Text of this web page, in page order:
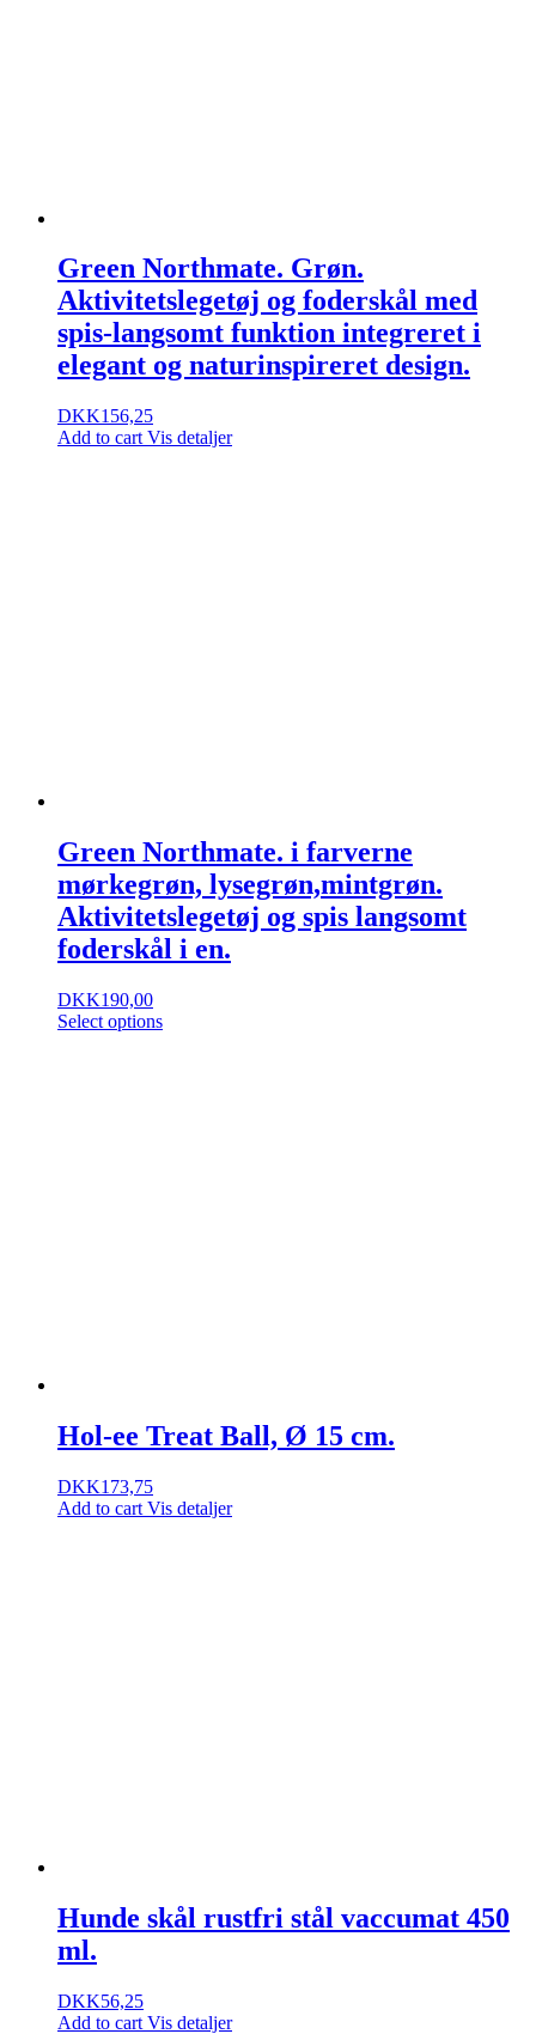
Green Northmate. Grøn.
Aktivitetslegetøj og foderskål med
spis-langsomt funktion integreret i
elegant og naturinspireret design.
DKK156,25
Add to cart Vis detaljer
Green Northmate. i farverne
mørkegrøn, lysegrøn,mintgrøn.
Aktivitetslegetøj og spis langsomt
foderskål i en.
DKK190,00
Select options
Hol-ee Treat Ball, Ø 15 cm.
DKK173,75
Add to cart Vis detaljer
Hunde skål rustfri stål vaccumat 450
ml.
DKK56,25
Add to cart Vis detaljer